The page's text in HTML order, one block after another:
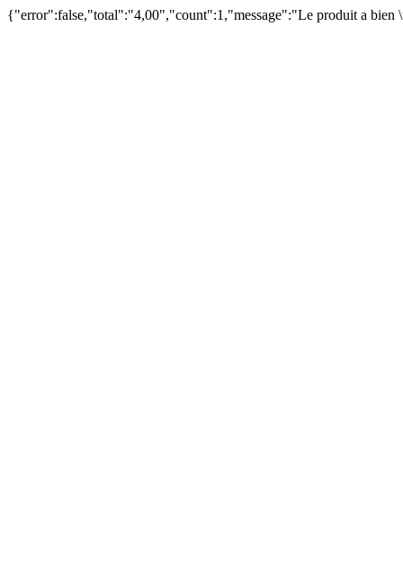
{"error":false,"total":"4,00","count":1,"message":"Le produit a bien